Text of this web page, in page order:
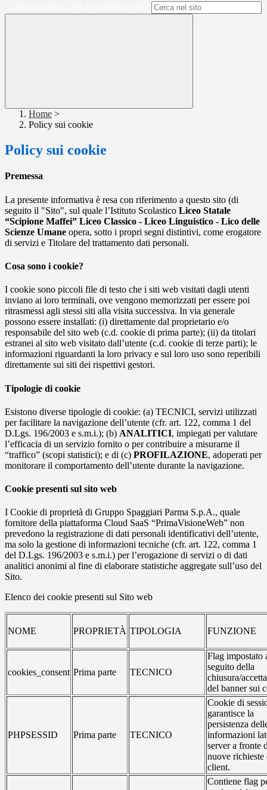
Home >
Policy sui cookie
Policy sui cookie
Premessa
La presente informativa è resa con riferimento a questo sito (di
seguito il "Sito", sul quale l’Istituto Scolastico Liceo Statale
“Scipione Maffei” Liceo Classico - Liceo Linguistico - Lico delle
Scienze Umane opera, sotto i propri segni distintivi, come erogatore
di servizi e Titolare del trattamento dati personali.
Cosa sono i cookie?
I cookie sono piccoli file di testo che i siti web visitati dagli utenti
inviano ai loro terminali, ove vengono memorizzati per essere poi
ritrasmessi agli stessi siti alla visita successiva. In via generale
possono essere installati: (i) direttamente dal proprietario e/o
responsabile del sito web (c.d. cookie di prima parte); (ii) da titolari
estranei al sito web visitato dall’utente (c.d. cookie di terze parti); le
informazioni riguardanti la loro privacy e sul loro uso sono reperibili
direttamente sui siti dei rispettivi gestori.
Tipologie di cookie
Esistono diverse tipologie di cookie: (a) TECNICI, servizi utilizzati
per facilitare la navigazione dell’utente (cfr. art. 122, comma 1 del
D.Lgs. 196/2003 e s.m.i.); (b) ANALITICI, impiegati per valutare
l’efficacia di un servizio fornito o per contribuire a misurarne il
“traffico” (scopi statistici); e di (c) PROFILAZIONE, adoperati per
monitorare il comportamento dell’utente durante la navigazione.
Cookie presenti sul sito web
I Cookie di proprietà di Gruppo Spaggiari Parma S.p.A., quale
fornitore della piattaforma Cloud SaaS “PrimaVisioneWeb” non
prevedono la registrazione di dati personali identificativi dell’utente,
ma solo la gestione di informazioni tecniche (cfr. art. 122, comma 1
del D.Lgs. 196/2003 e s.m.i.) per l’erogazione di servizi o di dati
analitici anonimi al fine di elaborare statistiche aggregate sull’uso del
Sito.
Elenco dei cookie presenti sul Sito web
NOME PROPRIETÀ TIPOLOGIA FUNZIONE
cookies_consent Prima parte TECNICO
Flag impostato
seguito della
chiusura/
del banner sui
PHPSESSID Prima parte TECNICO
Cookie di
garantisce la
persistenza
informazioni
server a fronte
nuove richieste
client.
Contiene flag